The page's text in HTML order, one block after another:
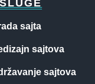
sajta
sajtova
sajtova